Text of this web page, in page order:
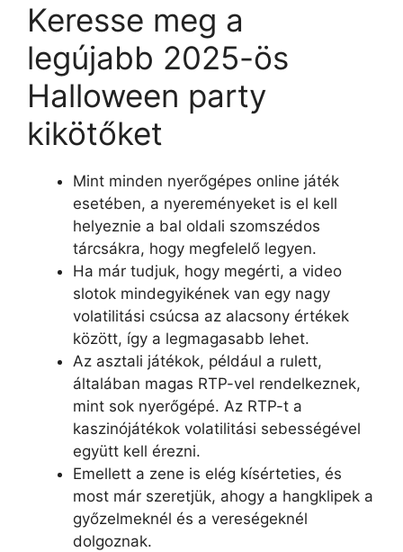
Keresse meg a
legújabb 2025-ös
Halloween party
kikötőket
Mint minden nyerőgépes online játék
esetében, a nyereményeket is el kell
helyeznie a bal oldali szomszédos
tárcsákra, hogy megfelelő legyen.
Ha már tudjuk, hogy megérti, a video
slotok mindegyikének van egy nagy
volatilitási csúcsa az alacsony értékek
között, így a legmagasabb lehet.
Az asztali játékok, például a rulett,
általában magas RTP-vel rendelkeznek,
mint sok nyerőgépé. Az RTP-t a
kaszinójátékok volatilitási sebességével
együtt kell érezni.
Emellett a zene is elég kísérteties, és
most már szeretjük, ahogy a hangklipek a
győzelmeknél és a vereségeknél
dolgoznak.